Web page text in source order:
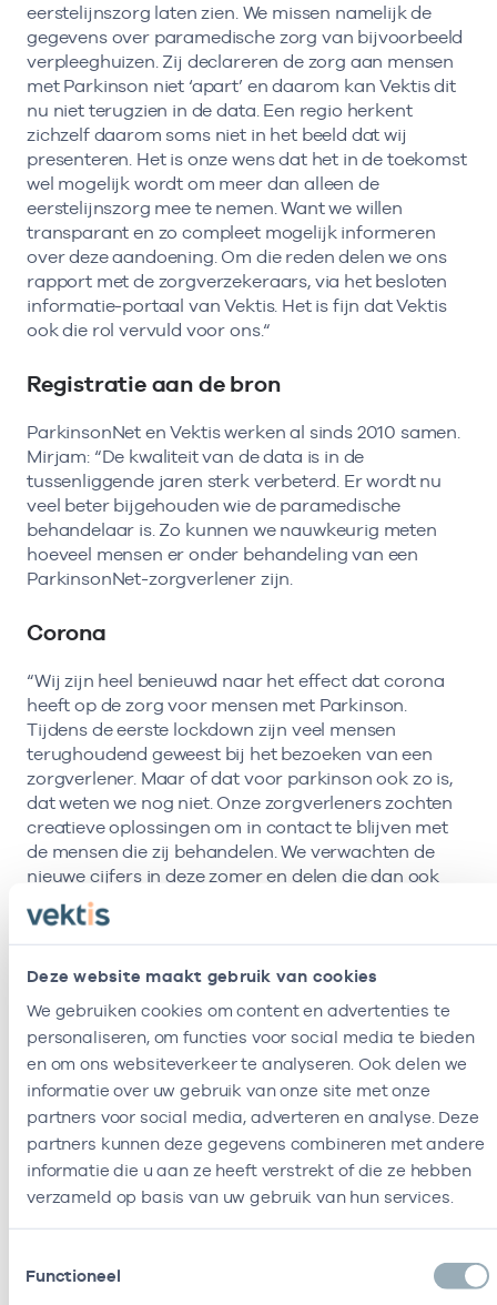
Deze website maakt gebruik van cookies
We gebruiken cookies om content en advertenties te
personaliseren, om functies voor social media te bieden
en om ons websiteverkeer te analyseren. Ook delen we
informatie over uw gebruik van onze site met onze
partners voor social media, adverteren en analyse. Deze
partners kunnen deze gegevens combineren met andere
informatie die u aan ze heeft verstrekt of die ze hebben
verzameld op basis van uw gebruik van hun services.
Functioneel
eerstelijnszorg laten zien. We missen namelijk de
gegevens over paramedische zorg van bijvoorbeeld
verpleeghuizen. Zij declareren de zorg aan mensen
met Parkinson niet ‘apart’ en daarom kan Vektis dit
nu niet terugzien in de data. Een regio herkent
zichzelf daarom soms niet in het beeld dat wij
presenteren. Het is onze wens dat het in de toekomst
wel mogelijk wordt om meer dan alleen de
eerstelijnszorg mee te nemen. Want we willen
transparant en zo compleet mogelijk informeren
over deze aandoening. Om die reden delen we ons
rapport met de zorgverzekeraars, via het besloten
informatie-portaal van Vektis. Het is fijn dat Vektis
ook die rol vervuld voor ons.“
Registratie aan de bron
ParkinsonNet en Vektis werken al sinds 2010 samen.
Mirjam: “De kwaliteit van de data is in de
tussenliggende jaren sterk verbeterd. Er wordt nu
veel beter bijgehouden wie de paramedische
behandelaar is. Zo kunnen we nauwkeurig meten
hoeveel mensen er onder behandeling van een
ParkinsonNet-zorgverlener zijn.
Corona
“Wij zijn heel benieuwd naar het effect dat corona
heeft op de zorg voor mensen met Parkinson.
Tijdens de eerste lockdown zijn veel mensen
terughoudend geweest bij het bezoeken van een
zorgverlener. Maar of dat voor parkinson ook zo is,
dat weten we nog niet. Onze zorgverleners zochten
creatieve oplossingen om in contact te blijven met
de mensen die zij behandelen. We verwachten de
nieuwe cijfers in deze zomer en delen die dan ook
weer graag via Vektis.“
Maak gebruik van AGB
AGB voor erkenningverleners